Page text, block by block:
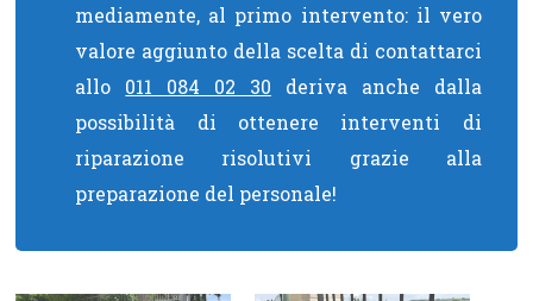
mediamente, al primo intervento: il vero
valore aggiunto della scelta di contattarci
allo 011 084 02 30 deriva anche dalla
possibilità di ottenere interventi di
riparazione risolutivi grazie alla
preparazione del personale!